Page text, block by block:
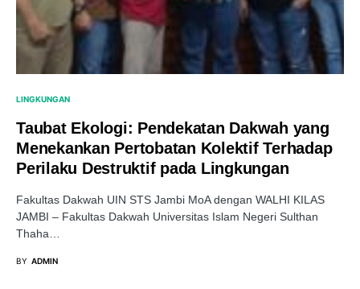
LINGKUNGAN
Taubat Ekologi: Pendekatan Dakwah yang
Menekankan Pertobatan Kolektif Terhadap
Perilaku Destruktif pada Lingkungan
Fakultas Dakwah UIN STS Jambi MoA dengan WALHI KILAS
JAMBI – Fakultas Dakwah Universitas Islam Negeri Sulthan
Thaha…
BY ADMIN